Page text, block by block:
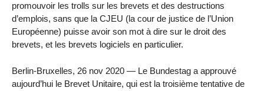
promouvoir les trolls sur les brevets et des destructions
d’emplois, sans que la CJEU (la cour de justice de l’Union
Européenne) puisse avoir son mot à dire sur le droit des
brevets, et les brevets logiciels en particulier.
Berlin-Bruxelles, 26 nov 2020 — Le Bundestag a approuvé
aujourd’hui le Brevet Unitaire, qui est la troisième tentative de